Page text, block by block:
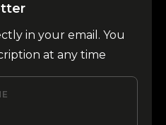
in your email. You
at any time